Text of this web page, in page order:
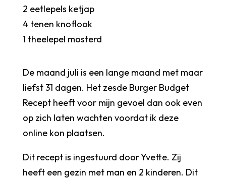
2 eetlepels ketjap
4 tenen knoflook
1 theelepel mosterd
De maand juli is een lange maand met maar
liefst 31 dagen. Het zesde Burger Budget
Recept heeft voor mijn gevoel dan ook even
op zich laten wachten voordat ik deze
online kon plaatsen.
Dit recept is ingestuurd door Yvette. Zij
heeft een gezin met man en 2 kinderen. Dit